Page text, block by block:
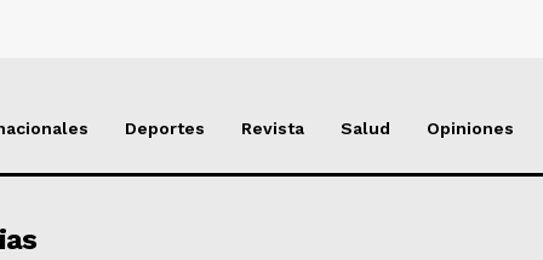
Deportes Revista Salud Opiniones